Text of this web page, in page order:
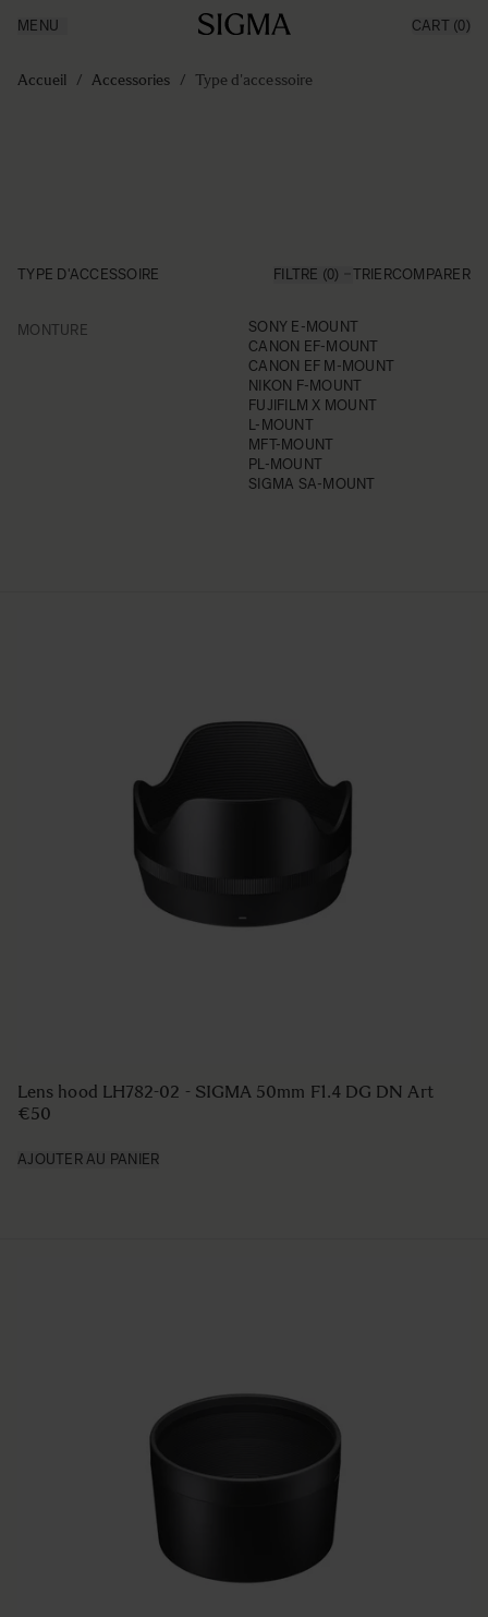
Made in Aizu
Support
MENU CART (0)
Accueil / Accessories / Type d'accessoire
TYPE D'ACCESSOIRE FILTRE (0) TRIERCOMPARER
MONTUREFILTER
SONY E-MOUNT
CANON EF-MOUNT
CANON EF M-MOUNT
NIKON F-MOUNT
FUJIFILM X MOUNT
L-MOUNT
MFT-MOUNT
PL-MOUNT
SIGMA SA-MOUNT
Lens hood LH782-02 - SIGMA 50mm F1.4 DG DN Art
€50
AJOUTER AU PANIER